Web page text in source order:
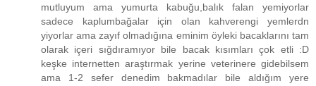
mutluyum ama yumurta kabuğu,balık falan yemiyorlar
sadece kaplumbağalar için olan kahverengi yemlerdn
yiyorlar ama zayıf olmadığına eminim öyleki bacaklarını tam
olarak içeri sığdıramıyor bile bacak kısımları çok etli :D
keşke internetten araştırmak yerine veterinere gidebilsem
ama 1-2 sefer denedim bakmadılar bile aldığım yere